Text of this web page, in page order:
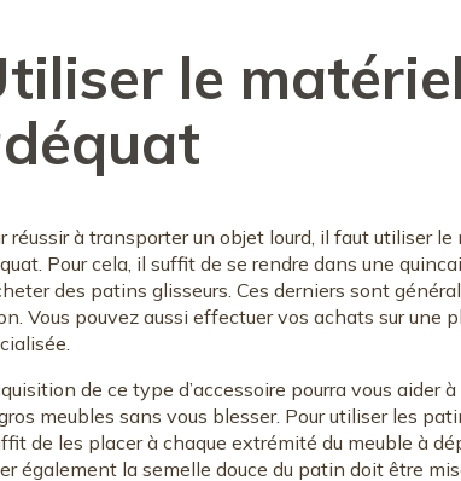
le matériel
réussir à transporter un objet lourd, il faut utiliser le
Pour cela, il suffit de se rendre dans une
des patins glisseurs. Ces derniers sont
Vous pouvez aussi effectuer vos achats sur une
de ce type d’accessoire pourra vous aider
meubles sans vous blesser. Pour utiliser les
de les placer à chaque extrémité du meuble à
également la semelle douce du patin doit être